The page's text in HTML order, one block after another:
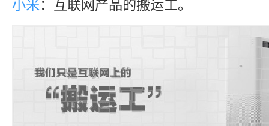
小米：互联网产品的搬运工。